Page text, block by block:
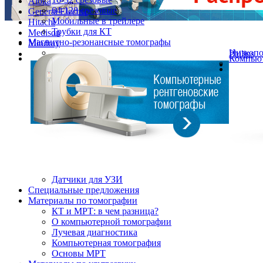
General Electric
Hitachi
Medison
Mindray
Philips
64-128 срезовые
Мобильные в трейлере
Трубки для КТ
Магнитно-резонансные томографы
Датчики для УЗИ
Cпециальные предложения
Материалы по томографии
КТ и МРТ: в чем разница?
О компьютерной томографии
Лучевая диагностика
Компьютерная томография
Основы МРТ